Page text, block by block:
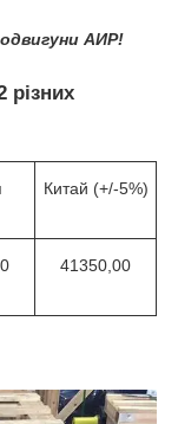
АИР!
різних
Китай (+/-5%)
41350,00